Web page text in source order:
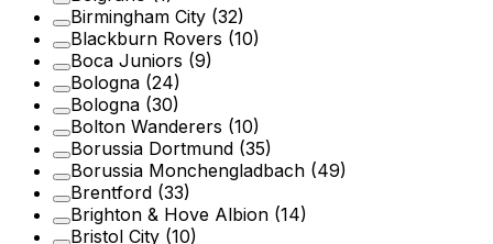
Birmingham City (32)
Blackburn Rovers (10)
Boca Juniors (9)
Bologna (24)
Bologna (30)
Bolton Wanderers (10)
Borussia Dortmund (35)
Borussia Monchengladbach (49)
Brentford (33)
Brighton & Hove Albion (14)
Bristol City (10)